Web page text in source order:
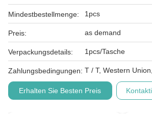
Mindestbestellmenge: 1pcs
Preis: as demand
Verpackungsdetails: 1pcs/Tasche
Zahlungsbedingungen: T / T, Western Union,
Erhalten Sie Besten Preis